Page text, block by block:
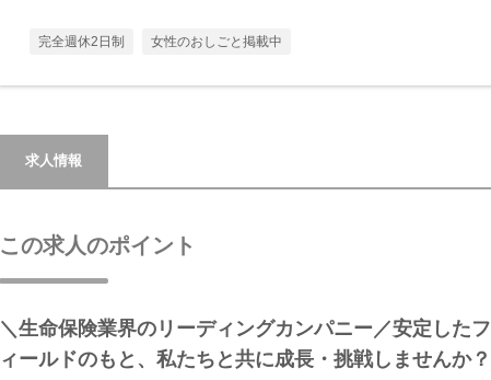
完全週休2日制 女性のおしごと掲載中
求人情報
この求人のポイント
＼生命保険業界のリーディングカンパニー／安定したフ
ィールドのもと、私たちと共に成長・挑戦しませんか？